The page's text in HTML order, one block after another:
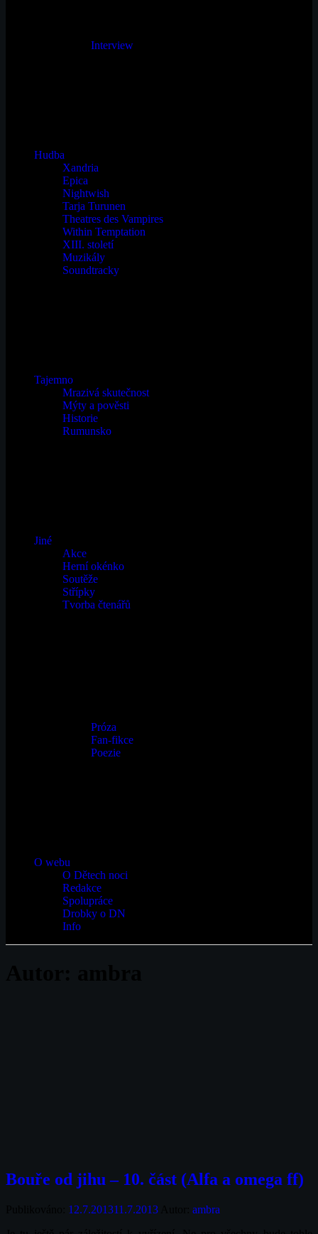
Interview
Hudba
Xandria
Epica
Nightwish
Tarja Turunen
Theatres des Vampires
Within Temptation
XIII. století
Muzikály
Soundtracky
Tajemno
Mrazivá skutečnost
Mýty a pověsti
Historie
Rumunsko
Jiné
Akce
Herní okénko
Soutěže
Střípky
Tvorba čtenářů
Próza
Fan-fikce
Poezie
O webu
O Dětech noci
Redakce
Spolupráce
Drobky o DN
Info
Bouře od jihu – 10. část (Alfa a omega ff)
12.7.201311.7.2013
ambra